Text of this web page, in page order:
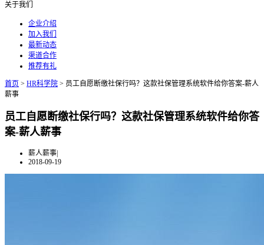
关于我们
企业介绍
加入我们
最新动态
渠道合作
推荐有礼
首页 > HR科学院 > 员工自愿断缴社保行吗？这款社保管理系统软件给你答案-薪人
薪事
员工自愿断缴社保行吗？这款社保管理系统软件给你答
案-薪人薪事
薪人薪事|
2018-09-19